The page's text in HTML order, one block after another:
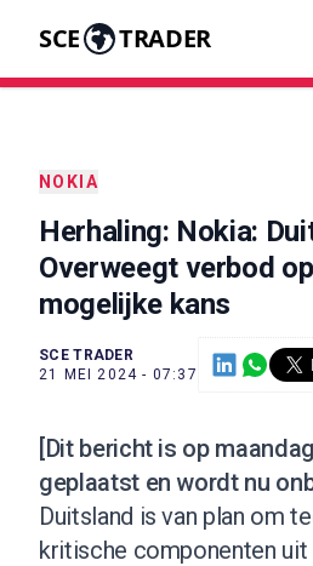
SCE TRADER
NOKIA
Herhaling: Nokia:
Overweegt verbod
mogelijke kans
SCE TRADER
21 MEI 2024 - 07:37
[Dit bericht is op
geplaatst en wordt nu
Duitsland is van plan om
kritische componenten uit